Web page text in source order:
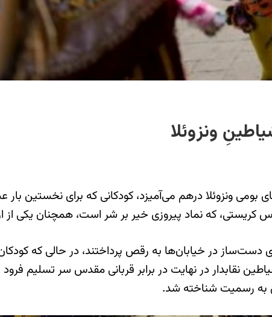
ونزوئلا
ونزوئلا درهم می‌آمیزد، کودکانی که برای نخستین بار
کریستی، که نماد پیروزی خیر بر شر است، همچنان
دست‌ساز در خیابان‌ها به رقص پرداختند، در حالی که
نقابدار در نهایت در برابر قربانی مقدس سر تسلیم